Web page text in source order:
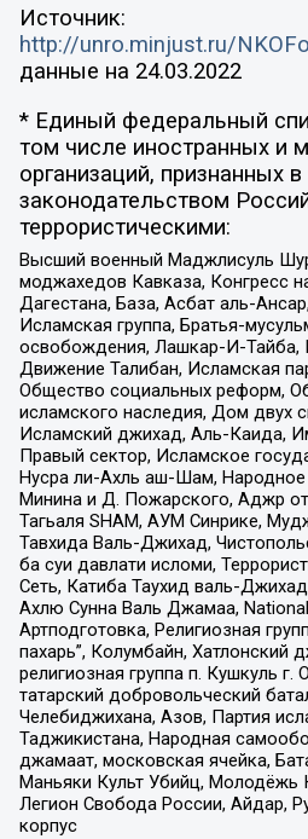
Источник:
http://unro.minjust.ru/
данные на 24.03.2022
* Единый федеральный
том числе иностранных и
организаций, признанных
законодательством
террористическими:
Высший военный Маджлисуль
моджахедов Кавказа, Конгресс
Дагестана, База, Асбат аль-
Исламская группа, Братья-
освобождения, Лашкар-И-Тайба,
Движение Талибан, Исламская
Общество социальных реформ,
исламского наследия, Дом
Исламский джихад, Аль-Каида,
Правый сектор, Исламское
Нусра ли-Ахль аш-Шам, Народное
Минина и Д. Пожарского, Аджр от
Тагьаля SHAM, АУМ Синрике,
Тавхида Валь-Джихад,
ба суи давлати исломи,
Сеть, Катиба Таухид валь-
Ахлю Сунна Валь Джамаа,
Артподготовка, Религиозная
пахарь”, Колумбайн, Хатлонский
религиозная группа п. Кушкуль
татарский добровольческий
Челебиджихана, Азов, Партия
Таджикистана, Народная
джамаат, московская ячейка,
Маньяки Культ Убийц, Молодёжь
Легион Свобода России, Айдар,
корпус